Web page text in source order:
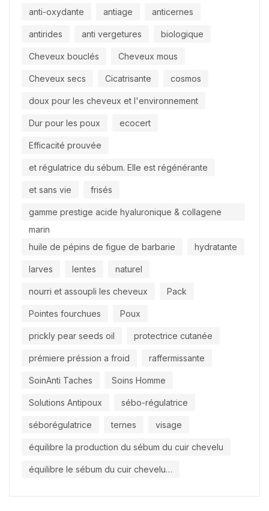
anti-oxydante
antiage anticernes
antirides anti vergetures biologique
Cheveux bouclés Cheveux mous
Cheveux secs Cicatrisante cosmos
doux pour les cheveux et l'environnement
Dur pour les poux ecocert
Efficacité prouvée
et régulatrice du sébum. Elle est régénérante
et sans vie frisés
gamme prestige acide hyaluronique & collagene
marin
huile de pépins de figue de barbarie
hydratante
larves lentes naturel
nourri et assoupli les cheveux Pack
Pointes fourchues Poux
prickly pear seeds oil protectrice cutanée
prémiere préssion a froid raffermissante
SoinAnti Taches Soins Homme
Solutions Antipoux sébo-régulatrice
séborégulatrice ternes visage
équilibre la production du sébum du cuir chevelu
équilibre le sébum du cuir chevelu…